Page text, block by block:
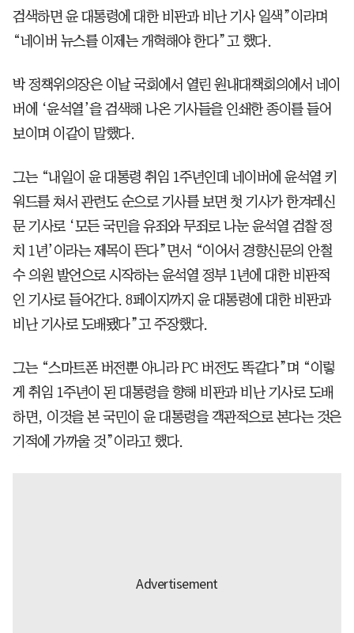
검색하면 윤 대통령에 대한 비판과 비난 기사 일색”이라며
“네이버 뉴스를 이제는 개혁해야 한다”고 했다.
박 정책위의장은 이날 국회에서 열린 원내대책회의에서 네이
버에 ‘윤석열’을 검색해 나온 기사들을 인쇄한 종이를 들어
보이며 이같이 말했다.
그는 “내일이 윤 대통령 취임 1주년인데 네이버에 윤석열 키
워드를 쳐서 관련도 순으로 기사를 보면 첫 기사가 한겨레신
문 기사로 ‘모든 국민을 유죄와 무죄로 나눈 윤석열 검찰 정
치 1년’이라는 제목이 뜬다”면서 “이어서 경향신문의 안철
수 의원 발언으로 시작하는 윤석열 정부 1년에 대한 비판적
인 기사로 들어간다. 8페이지까지 윤 대통령에 대한 비판과
비난 기사로 도배됐다”고 주장했다.
그는 “스마트폰 버전뿐 아니라 PC 버전도 똑같다”며 “이렇
게 취임 1주년이 된 대통령을 향해 비판과 비난 기사로 도배
하면, 이것을 본 국민이 윤 대통령을 객관적으로 본다는 것은
기적에 가까울 것”이라고 했다.